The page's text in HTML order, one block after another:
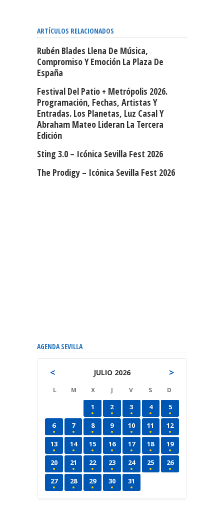
ARTÍCULOS RELACIONADOS
Rubén Blades Llena De Música,
Compromiso Y Emoción La Plaza De
España
Festival Del Patio + Metrópolis 2026.
Programación, Fechas, Artistas Y
Entradas. Los Planetas, Luz Casal Y
Abraham Mateo Lideran La Tercera
Edición
Sting 3.0 – Icónica Sevilla Fest 2026
The Prodigy – Icónica Sevilla Fest 2026
AGENDA SEVILLA
< JULIO 2026 >
L M X J V S D
1 2 3 4 5
6 7 8 9 10 11 12
13 14 15 16 17 18 19
20 21 22 23 24 25 26
27 28 29 30 31